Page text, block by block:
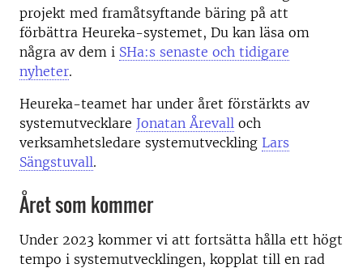
projekt med framåtsyftande bäring på att
förbättra Heureka-systemet, Du kan läsa om
några av dem i SHa:s senaste och tidigare
nyheter.
Heureka-teamet har under året förstärkts av
systemutvecklare Jonatan Årevall och
verksamhetsledare systemutveckling Lars
Sängstuvall.
Året som kommer
Under 2023 kommer vi att fortsätta hålla ett högt
tempo i systemutvecklingen, kopplat till en rad